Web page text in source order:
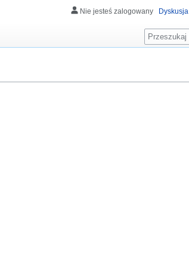
Nie jesteś zalogowany Dyskusja
Szukaj